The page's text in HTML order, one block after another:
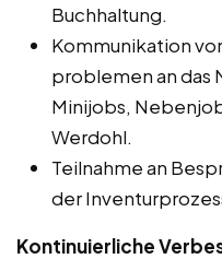
Buchhaltung.
Kommunikation
problemen an das
Minijobs,
Werdohl.
Teilnahme an
der
Kontinuierliche